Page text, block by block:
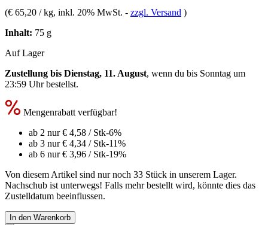
(€ 65,20 / kg, inkl. 20% MwSt. - zzgl. Versand )
Inhalt: 75 g
Auf Lager
Zustellung bis Dienstag, 11. August, wenn du bis Sonntag um
23:59 Uhrbestellst.
Mengenrabatt verfügbar!
ab 2 nur€ 4,58 / Stk-6%
ab 3 nur€ 4,34 / Stk-11%
ab 6 nur€ 3,96 / Stk-19%
Von diesem Artikel sind nur noch 33 Stück in unserem Lager.
Nachschub ist unterwegs! Falls mehr bestellt wird, könnte dies das
Zustelldatum beeinflussen.
In den Warenkorb